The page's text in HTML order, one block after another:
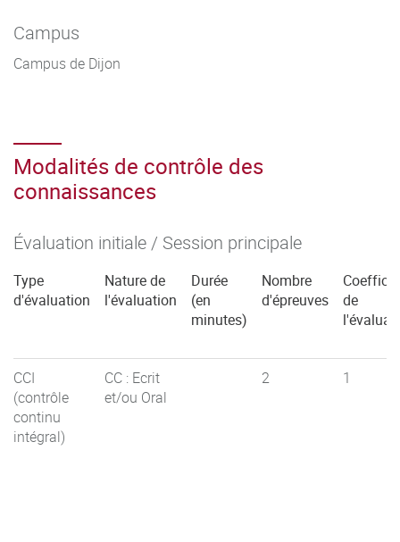
Campus
Campus de Dijon
Modalités de contrôle des
connaissances
Évaluation initiale / Session principale
Type
d'évaluation
Nature de
l'évaluation
Durée
(en
minutes)
Nombre
d'épreuves
de
CCI
(contrôle
continu
intégral)
CC : Ecrit
et/ou Oral
2 1